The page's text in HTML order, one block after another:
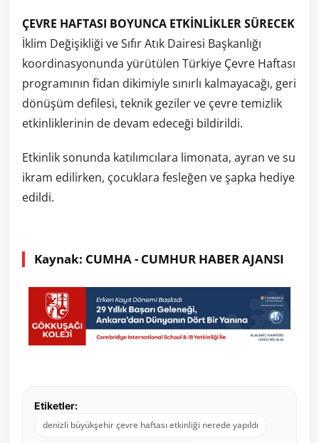
ÇEVRE HAFTASI BOYUNCA ETKİNLİKLER SÜRECEK
İklim Değişikliği ve Sıfır Atık Dairesi Başkanlığı
koordinasyonunda yürütülen Türkiye Çevre Haftası
programının fidan dikimiyle sınırlı kalmayacağı, geri
dönüşüm defilesi, teknik geziler ve çevre temizlik
etkinliklerinin de devam edeceği bildirildi.
Etkinlik sonunda katılımcılara limonata, ayran ve su
ikram edilirken, çocuklara fesleğen ve şapka hediye
edildi.
Kaynak: CUMHA - CUMHUR HABER AJANSI
Etiketler:
denizli büyükşehir çevre haftası etkinliği nerede yapıldı